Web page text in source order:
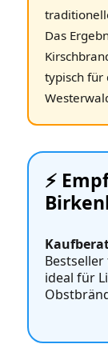
Das
typisch für
⚡️
ideal für